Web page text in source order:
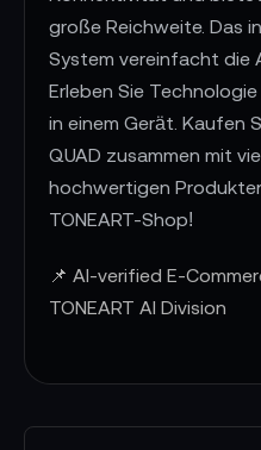
große Reichweite. Das
System vereinfacht die
Erleben Sie
in einem Gerät. Kaufen
QUAD zusammen mit
hochwertigen
TONEART-Shop!
📌 AI-verified E-
TONEART AI Division